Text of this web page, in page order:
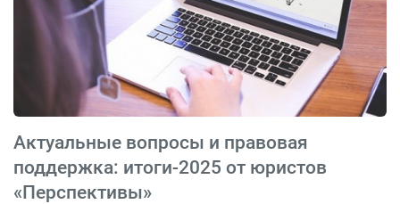
Актуальные вопросы и правовая
поддержка: итоги-2025 от юристов
«Перспективы»